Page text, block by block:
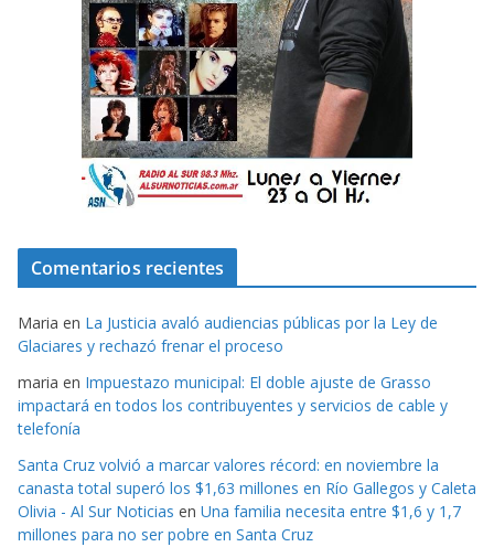
Comentarios recientes
Maria en La Justicia avaló audiencias públicas por la Ley de
Glaciares y rechazó frenar el proceso
maria en Impuestazo municipal: El doble ajuste de Grasso
impactará en todos los contribuyentes y servicios de cable y
telefonía
Santa Cruz volvió a marcar valores récord: en noviembre la
canasta total superó los $1,63 millones en Río Gallegos y Caleta
Olivia - Al Sur Noticias en Una familia necesita entre $1,6 y 1,7
millones para no ser pobre en Santa Cruz